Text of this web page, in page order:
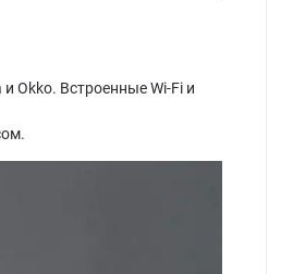
Okko. Встроенные Wi-Fi и